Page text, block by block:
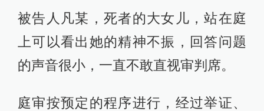
被告人凡某，死者的大女儿，站在庭
上可以看出她的精神不振，回答问题
的声音很小，一直不敢直视审判席。
庭审按预定的程序进行，经过举证、